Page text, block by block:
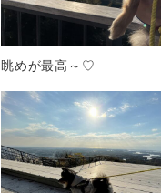
眺めが最高～♡